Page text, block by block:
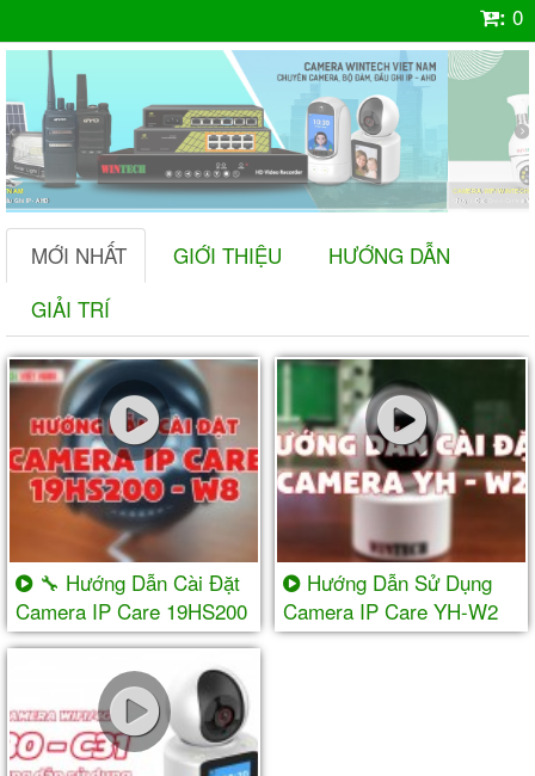
: 0
CAMERA WIFI WINTECH VIETNAM
Chuyên Các Dòng Camera Wifi Trong Nhà / Ngoài Trời
MỚI NHẤT GIỚI THIỆU
HƯỚNG DẪN
GIẢI TRÍ
🔧 Hướng Dẫn Cài Đặt
Camera IP Care 19HS200
- W8 Chi Tiết Từ A-Z | Ai
Cũng Làm Được!
Hướng Dẫn Sử Dụng
Camera IP Care YH-W2